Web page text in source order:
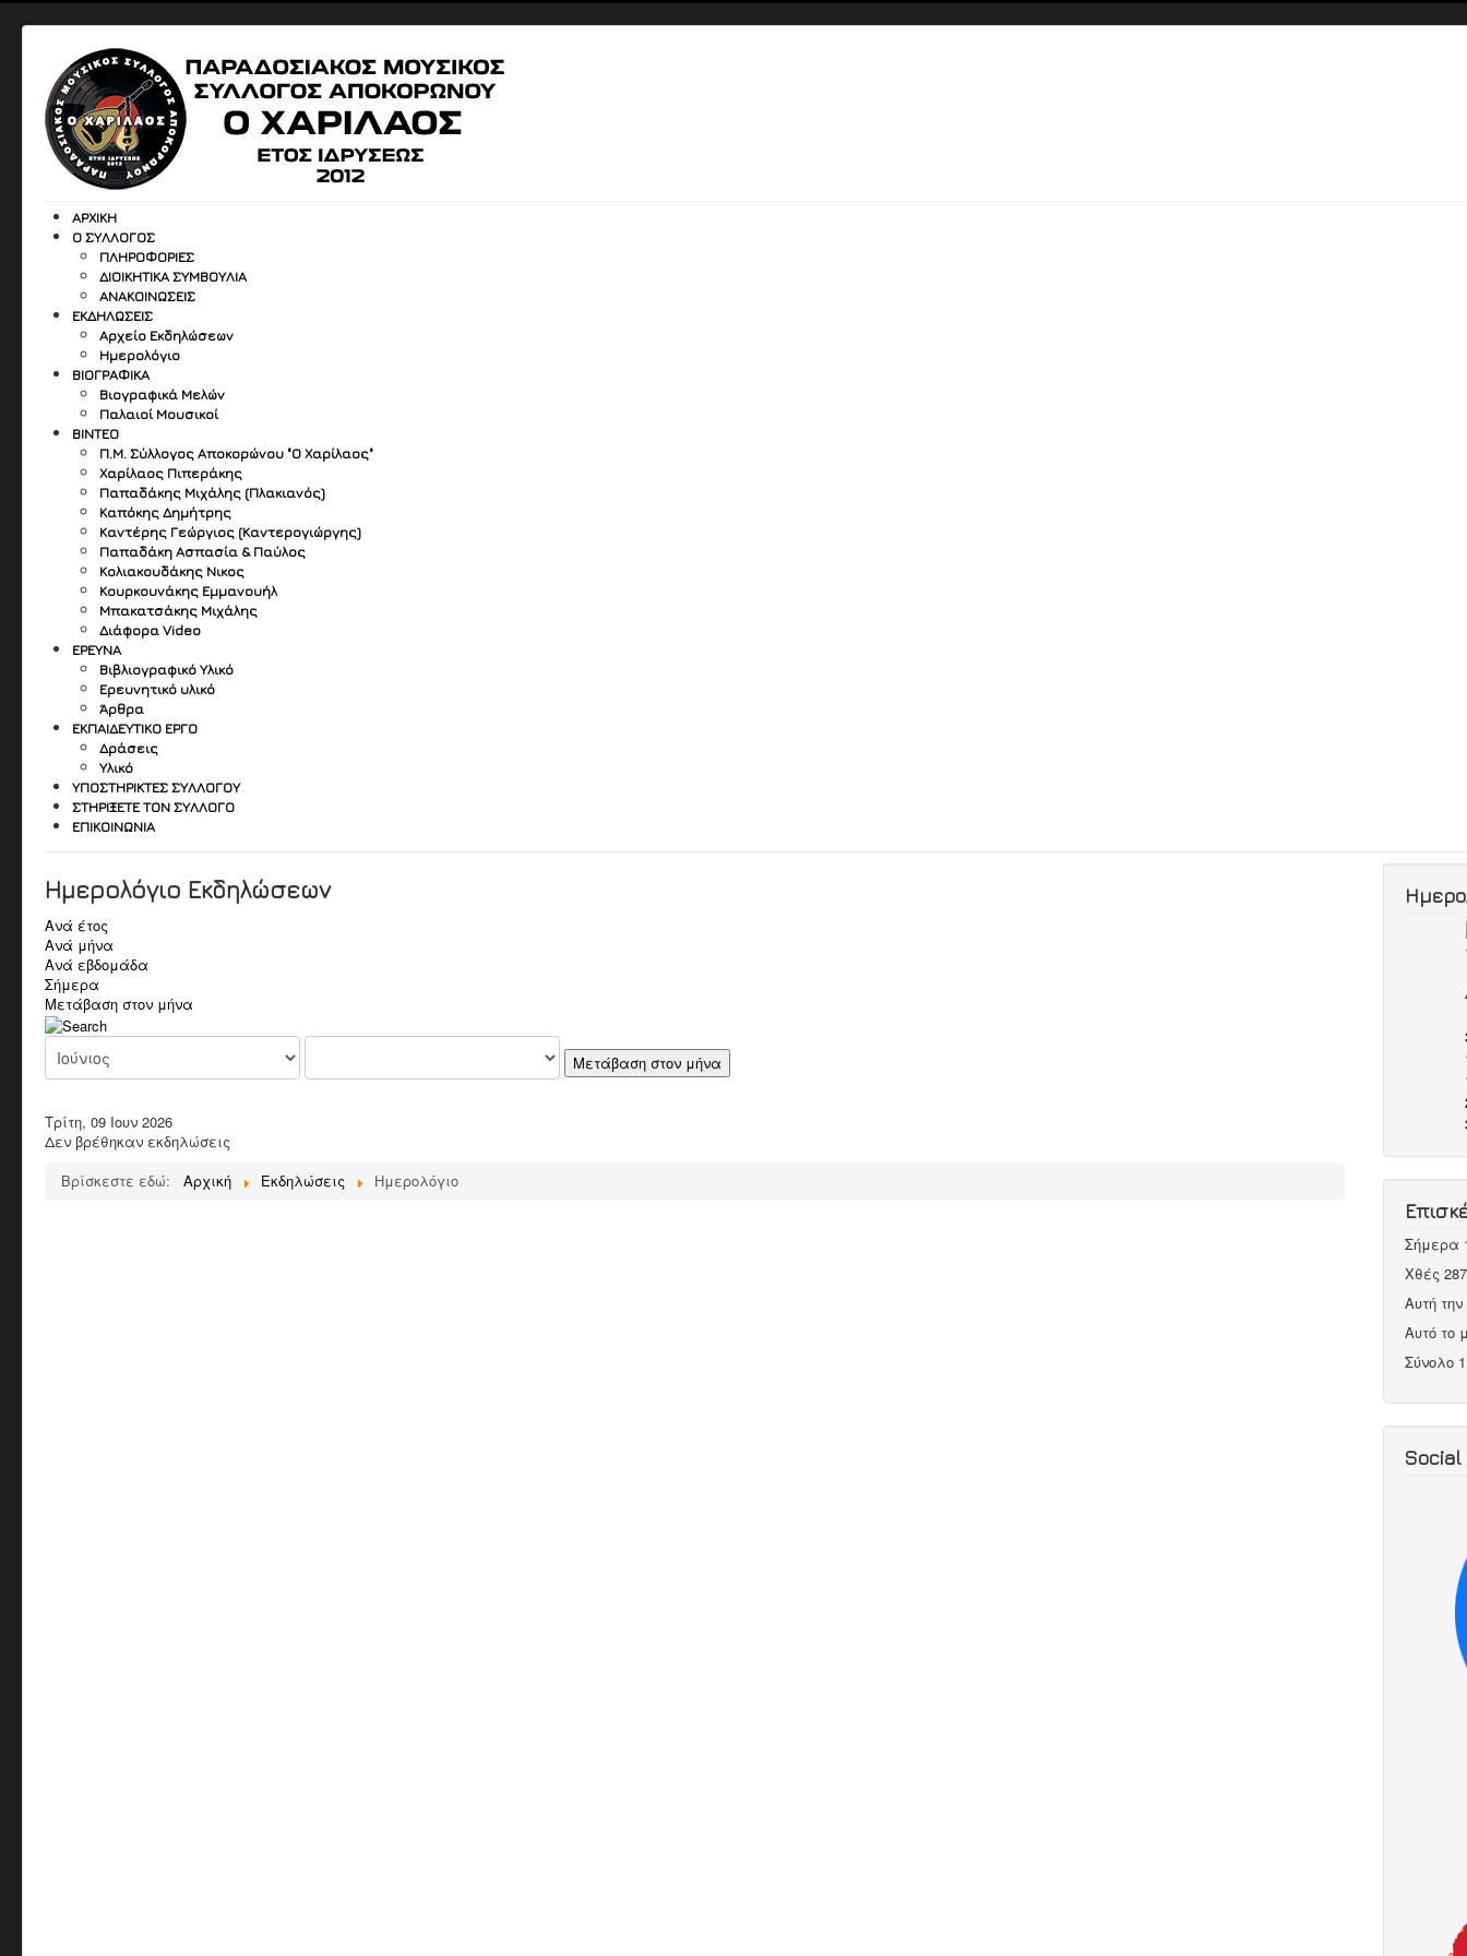
ΑΡΧΙΚΉ
Ο ΣΎΛΛΟΓΟΣ
ΠΛΗΡΟΦΟΡΙΕΣ
ΔΙΟΙΚΗΤΙΚΑ ΣΥΜΒΟΥΛΙΑ
ΑΝΑΚΟΙΝΩΣΕΙΣ
ΕΚΔΗΛΏΣΕΙΣ
Αρχείο Εκδηλώσεων
Ημερολόγιο
ΒΙΟΓΡΑΦΙΚΆ
Βιογραφικά Μελών
Παλαιοί Μουσικοί
ΒΙΝΤΕΟ
Π.Μ. Σύλλογος Αποκορώνου "Ο Χαρίλαος"
Χαρίλαος Πιπεράκης
Παπαδάκης Μιχάλης (Πλακιανός)
Καπόκης Δημήτρης
Καντέρης Γεώργιος (Καντερογιώργης)
Παπαδάκη Ασπασία & Παύλος
Κολιακουδάκης Νικος
Κουρκουνάκης Εμμανουήλ
Μπακατσάκης Μιχάλης
Διάφορα Video
ΈΡΕΥΝΑ
Βιβλιογραφικό Υλικό
Ερευνητικό υλικό
Άρθρα
ΕΚΠΑΙΔΕΥΤΙΚΌ ΈΡΓΟ
Δράσεις
Υλικό
ΥΠΟΣΤΗΡΙΚΤΈΣ ΣΥΛΛΌΓΟΥ
ΣΤΗΡΊΞΕΤΕ ΤΟΝ ΣΎΛΛΟΓΟ
ΕΠΙΚΟΙΝΩΝΊΑ
Ημερολόγιο Εκδηλώσεων
Ανά έτος
Ανά μήνα
Ανά εβδομάδα
Σήμερα
Μετάβαση στον μήνα
Μετάβαση στον μήνα
Τρίτη, 09 Ιουν 2026
Δεν βρέθηκαν εκδηλώσεις
Βρίσκεστε εδώ:
Αρχική Εκδηλώσεις Ημερολόγιο
Σήμερα
Χθές 287
Αυτή
Αυτό το
Σύνολο
Social